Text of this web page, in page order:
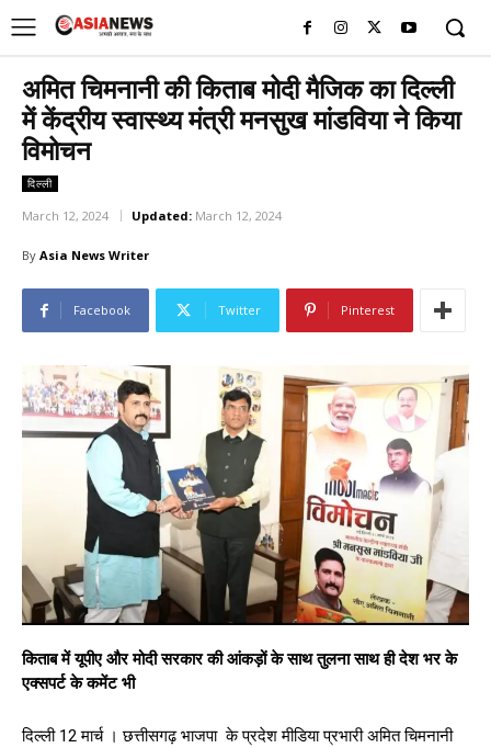
अमित चिमनानी की किताब मोदी मैजिक का दिल्ली
में केंद्रीय स्वास्थ्य मंत्री मनसुख मांडविया ने किया
विमोचन
दिल्ली
March 12, 2024 Updated: March 12, 2024
By Asia News Writer
Facebook Twitter Pinterest
किताब में यूपीए और मोदी सरकार की आंकड़ों के साथ तुलना साथ ही देश भर के
एक्सपर्ट के कमेंट भी
दिल्ली 12 मार्च । छत्तीसगढ़ भाजपा के प्रदेश मीडिया प्रभारी अमित चिमनानी